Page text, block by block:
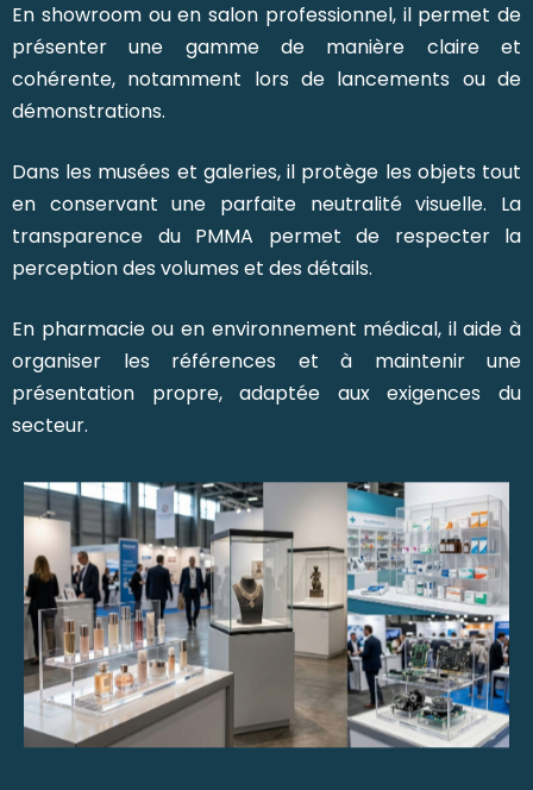
En showroom ou en salon professionnel, il permet de
présenter une gamme de manière claire et
cohérente, notamment lors de lancements ou de
démonstrations.
Dans les musées et galeries, il protège les objets tout
en conservant une parfaite neutralité visuelle. La
transparence du PMMA permet de respecter la
perception des volumes et des détails.
En pharmacie ou en environnement médical, il aide à
organiser les références et à maintenir une
présentation propre, adaptée aux exigences du
secteur.